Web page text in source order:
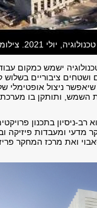
צילומים: משה בדרשי
משרדים ושטחים ציבוריים
ניצול אופטימלי של
השמש, ותותקן בו
ניסיון בתכנון פרויקטים
ומעבדות פיזיקה
ואת מרכז המחקר